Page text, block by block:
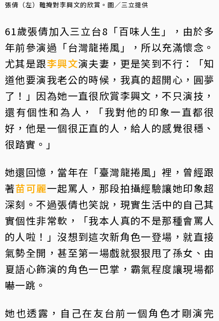
張倩（左）難掩對李興文的欣賞。圖／三立提供
61歲張倩加入三立台8「百味人生」，由於多
年前參演過「台灣龍捲風」，所以充滿懷念。
尤其是跟李興文演夫妻，更是笑到不行：「知
道他要演我老公的時候，我真的超開心，圓夢
了！」因為她一直很欣賞李興文，不只演技，
還有個性和為人，「我對他的印象一直都很
好，他是一個很正直的人，給人的感覺很穩、
很踏實。」
她還回憶，當年在「臺灣龍捲風」裡，曾經跟
著苗可麗一起罵人，那段拍攝經驗讓她印象超
深刻。不過張倩也笑說，現實生活中的自己其
實個性非常軟，「我本人真的不是那種會罵人
的人啦！」沒想到這次新角色一登場，就直接
氣勢全開，甚至第一場戲就狠狠甩了孫女、由
夏語心飾演的角色一巴掌，霸氣程度讓現場都
嚇一跳。
她也透露，自己在友台前一個角色才剛演完